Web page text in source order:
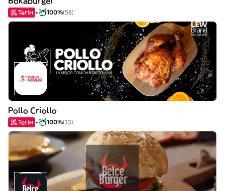
Тегін 100%(58)
Pollo Criollo
Тегін 100%(10)